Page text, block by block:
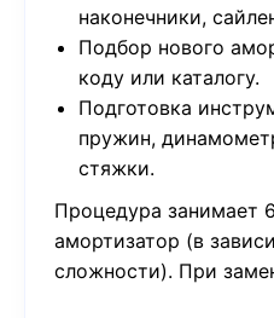
наконечники,
Подбор нового
коду или каталогу.
Подготовка
пружин,
стяжки.
Процедура занимает
амортизатор (в
сложности). При